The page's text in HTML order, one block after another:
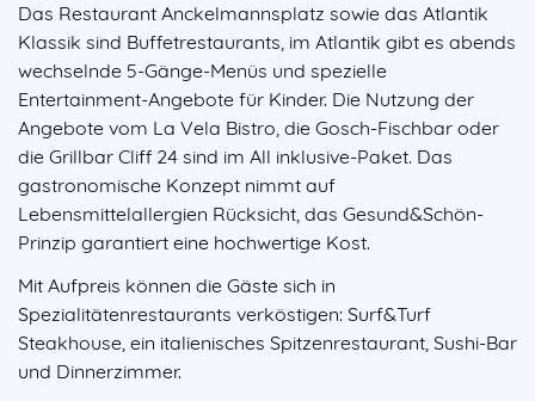
Das Restaurant Anckelmannsplatz sowie das Atlantik
Klassik sind Buffetrestaurants, im Atlantik gibt es abends
wechselnde 5-Gänge-Menüs und spezielle
Entertainment-Angebote für Kinder. Die Nutzung der
Angebote vom La Vela Bistro, die Gosch-Fischbar oder
die Grillbar Cliff 24 sind im All inklusive-Paket. Das
gastronomische Konzept nimmt auf
Lebensmittelallergien Rücksicht, das Gesund&Schön-
Prinzip garantiert eine hochwertige Kost.
Mit Aufpreis können die Gäste sich in
Spezialitätenrestaurants verköstigen: Surf&Turf
Steakhouse, ein italienisches Spitzenrestaurant, Sushi-Bar
und Dinnerzimmer.